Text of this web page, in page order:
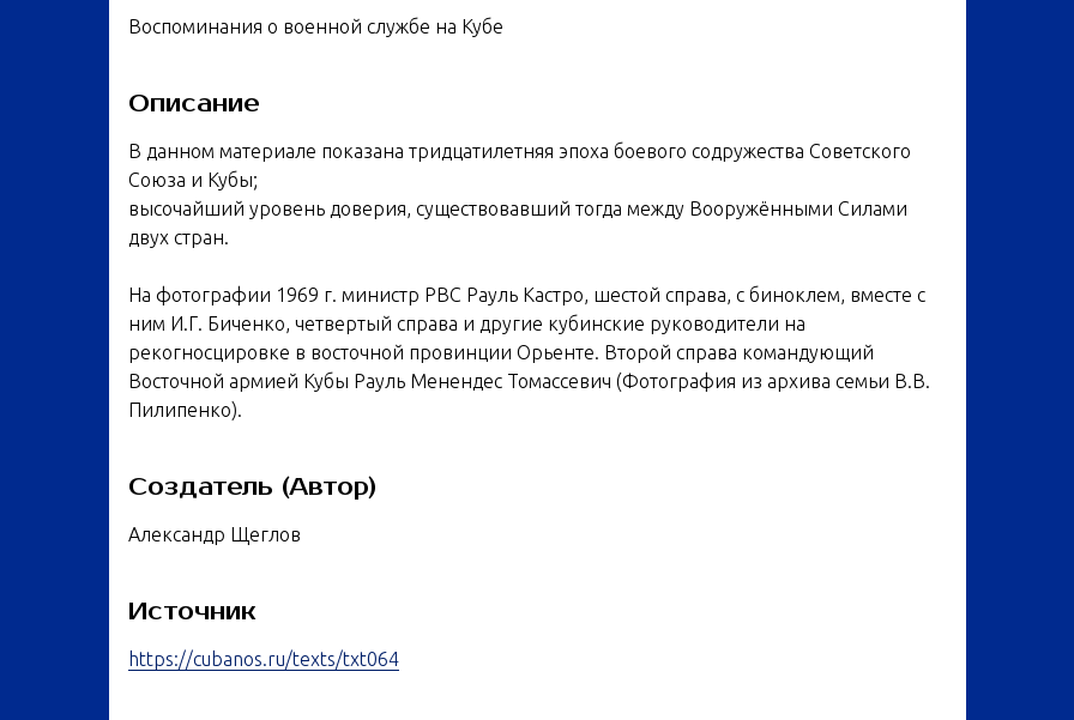
Воспоминания о военной службе на Кубе
Описание
В данном материале показана тридцатилетняя эпоха боевого содружества Советского
Союза и Кубы;
высочайший уровень доверия, существовавший тогда между Вооружёнными Силами
двух стран.
На фотографии 1969 г. министр РВС Рауль Кастро, шестой справа, с биноклем, вместе с
ним И.Г. Биченко, четвертый справа и другие кубинские руководители на
рекогносцировке в восточной провинции Орьенте. Второй справа командующий
Восточной армией Кубы Рауль Менендес Томассевич (Фотография из архива семьи В.В.
Пилипенко).
Создатель (Автор)
Александр Щеглов
Источник
https://cubanos.ru/texts/txt064